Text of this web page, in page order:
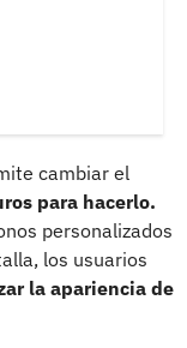
cambiar el
para hacerlo.
personalizados
los usuarios
la apariencia de